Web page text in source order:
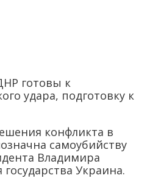
готовы к
удара, подготовку к
конфликта в
самоубийству
Владимира
государства Украина.